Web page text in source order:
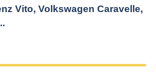
Vito, Volkswagen Caravelle,